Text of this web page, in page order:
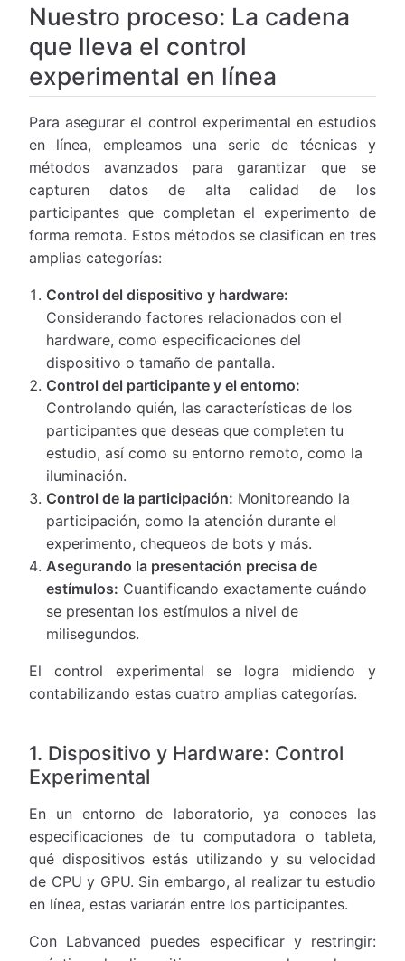
Nuestro proceso: La cadena
que lleva el control
experimental en línea
Para asegurar el control experimental en estudios
en línea, empleamos una serie de técnicas y
métodos avanzados para garantizar que se
capturen datos de alta calidad de los
participantes que completan el experimento de
forma remota. Estos métodos se clasifican en tres
amplias categorías:
Control del dispositivo y hardware:
Considerando factores relacionados con el
hardware, como especificaciones del
dispositivo o tamaño de pantalla.
Control del participante y el entorno:
Controlando quién, las características de los
participantes que deseas que completen tu
estudio, así como su entorno remoto, como la
iluminación.
Control de la participación: Monitoreando la
participación, como la atención durante el
experimento, chequeos de bots y más.
Asegurando la presentación precisa de
estímulos: Cuantificando exactamente cuándo
se presentan los estímulos a nivel de
milisegundos.
El control experimental se logra midiendo y
contabilizando estas cuatro amplias categorías.
1. Dispositivo y Hardware: Control
Experimental
En un entorno de laboratorio, ya conoces las
especificaciones de tu computadora o tableta,
qué dispositivos estás utilizando y su velocidad
de CPU y GPU. Sin embargo, al realizar tu estudio
en línea, estas variarán entre los participantes.
Con Labvanced puedes especificar y restringir: